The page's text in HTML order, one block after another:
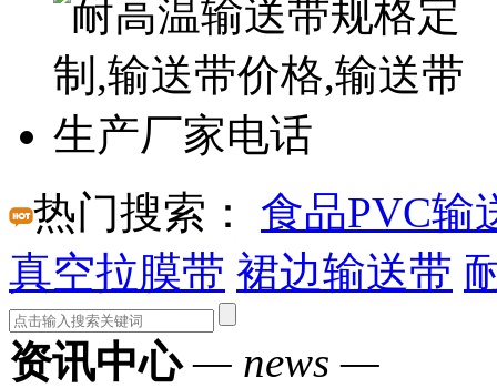
热门搜索：
食品PVC输
真空拉膜带 裙边输送带
资讯中心— news —